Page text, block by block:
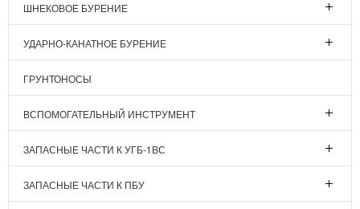
ШНЕКОВОЕ БУРЕНИЕ
УДАРНО-КАНАТНОЕ БУРЕНИЕ
ГРУНТОНОСЫ
ВСПОМОГАТЕЛЬНЫЙ ИНСТРУМЕНТ
ЗАПАСНЫЕ ЧАСТИ К УГБ-1ВС
ЗАПАСНЫЕ ЧАСТИ К ПБУ